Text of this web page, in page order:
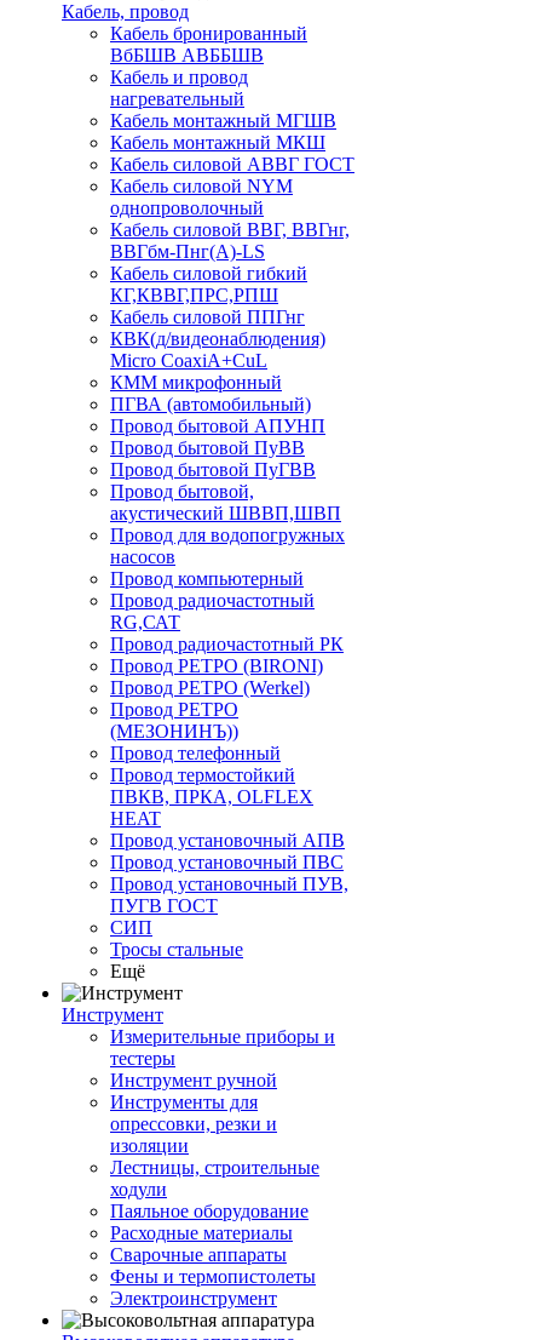
Кабель, провод
Кабель бронированный
ВбБШВ АВББШВ
Кабель и провод
нагревательный
Кабель монтажный МГШВ
Кабель монтажный МКШ
Кабель силовой АВВГ ГОСТ
Кабель силовой NYM
однопроволочный
Кабель силовой ВВГ, ВВГнг,
ВВГбм-Пнг(А)-LS
Кабель силовой гибкий
КГ,КВВГ,ПРС,РПШ
Кабель силовой ППГнг
КВК(д/видеонаблюдения)
Micro CoaxiA+CuL
КММ микрофонный
ПГВА (автомобильный)
Провод бытовой АПУНП
Провод бытовой ПуВВ
Провод бытовой ПуГВВ
Провод бытовой,
акустический ШВВП,ШВП
Провод для водопогружных
насосов
Провод компьютерный
Провод радиочастотный
RG,САТ
Провод радиочастотный РК
Провод РЕТРО (BIRONI)
Провод РЕТРО (Werkel)
Провод РЕТРО
(МЕЗОНИНЪ))
Провод телефонный
Провод термостойкий
ПВКВ, ПРКА, OLFLEX
HEAT
Провод установочный АПВ
Провод установочный ПВС
Провод установочный ПУВ,
ПУГВ ГОСТ
СИП
Тросы стальные
Ещё
Инструмент
Измерительные приборы и
тестеры
Инструмент ручной
Инструменты для
опрессовки, резки и
изоляции
Лестницы, строительные
ходули
Паяльное оборудование
Расходные материалы
Сварочные аппараты
Фены и термопистолеты
Электроинструмент